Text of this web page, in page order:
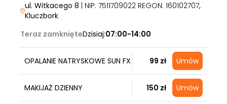
ul. Witkacego 8 | NIP: 7511709022 REGON: 160102707,
Kluczbork
Teraz zamknięteDzisiaj:07:00-14:00
OPALANIE NATRYSKOWE SUN FX 99 zł Umów
MAKIJAŻ DZIENNY 150 zł Umów